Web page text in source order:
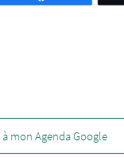
mon Agenda Google